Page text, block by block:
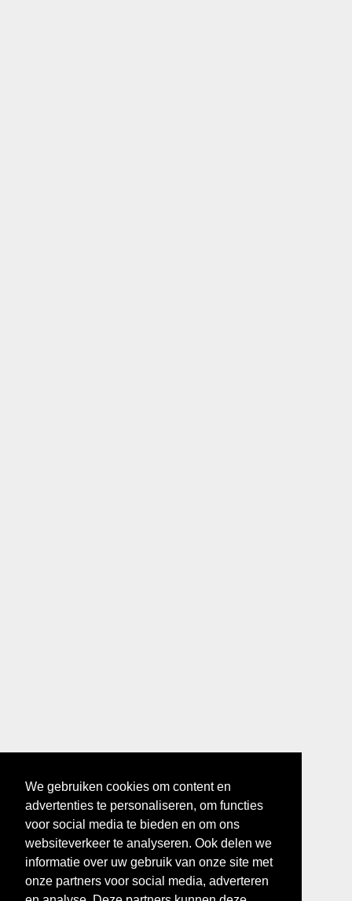
We gebruiken cookies om content en
advertenties te personaliseren, om functies
voor social media te bieden en om ons
websiteverkeer te analyseren. Ook delen we
informatie over uw gebruik van onze site met
onze partners voor social media, adverteren